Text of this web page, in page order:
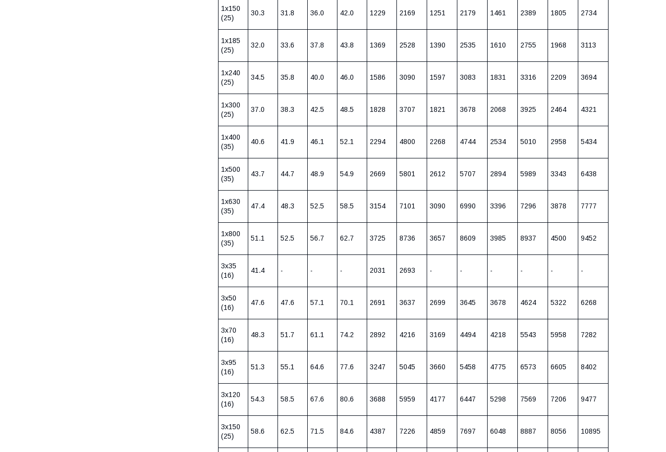
1х150
(25)
30.3 31.8 36.0 42.0 1229 2169 1251 2179 1461 2389 1805 2734
1х185
(25)
32.0 33.6 37.8 43.8 1369 2528 1390 2535 1610 2755 1968 3113
1х240
(25)
34.5 35.8 40.0 46.0 1586 3090 1597 3083 1831 3316 2209 3694
1х300
(25)
37.0 38.3 42.5 48.5 1828 3707 1821 3678 2068 3925 2464 4321
1х400
(35)
40.6 41.9 46.1 52.1 2294 4800 2268 4744 2534 5010 2958 5434
1х500
(35)
43.7 44.7 48.9 54.9 2669 5801 2612 5707 2894 5989 3343 6438
1х630
(35)
47.4 48.3 52.5 58.5 3154 7101 3090 6990 3396 7296 3878 7777
1х800
(35)
51.1 52.5 56.7 62.7 3725 8736 3657 8609 3985 8937 4500 9452
3х35
(16)
41.4 - - - 2031 2693 - - - - - -
3х50
(16)
47.6 47.6 57.1 70.1 2691 3637 2699 3645 3678 4624 5322 6268
3х70
(16)
48.3 51.7 61.1 74.2 2892 4216 3169 4494 4218 5543 5958 7282
3х95
(16)
51.3 55.1 64.6 77.6 3247 5045 3660 5458 4775 6573 6605 8402
3х120
(16)
54.3 58.5 67.6 80.6 3688 5959 4177 6447 5298 7569 7206 9477
3х150
(25)
58.6 62.5 71.5 84.6 4387 7226 4859 7697 6048 8887 8056 10895